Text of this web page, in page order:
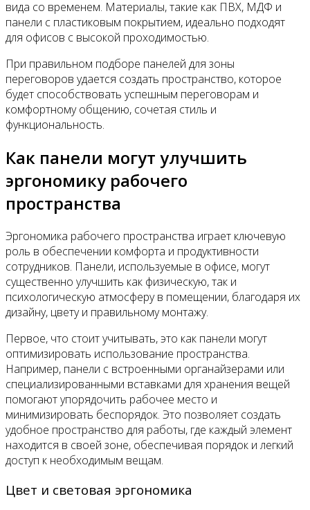
вида со временем. Материалы, такие как ПВХ, МДФ и
панели с пластиковым покрытием, идеально подходят
для офисов с высокой проходимостью.
При правильном подборе панелей для зоны
переговоров удается создать пространство, которое
будет способствовать успешным переговорам и
комфортному общению, сочетая стиль и
функциональность.
Как панели могут улучшить
эргономику рабочего
пространства
Эргономика рабочего пространства играет ключевую
роль в обеспечении комфорта и продуктивности
сотрудников. Панели, используемые в офисе, могут
существенно улучшить как физическую, так и
психологическую атмосферу в помещении, благодаря их
дизайну, цвету и правильному монтажу.
Первое, что стоит учитывать, это как панели могут
оптимизировать использование пространства.
Например, панели с встроенными органайзерами или
специализированными вставками для хранения вещей
помогают упорядочить рабочее место и
минимизировать беспорядок. Это позволяет создать
удобное пространство для работы, где каждый элемент
находится в своей зоне, обеспечивая порядок и легкий
доступ к необходимым вещам.
Цвет и световая эргономика